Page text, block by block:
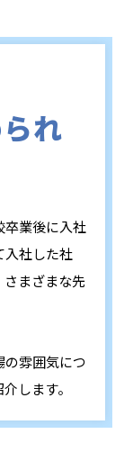
れ
卒業後に入社
入社した社
さまざまな先
の雰囲気につ
します。